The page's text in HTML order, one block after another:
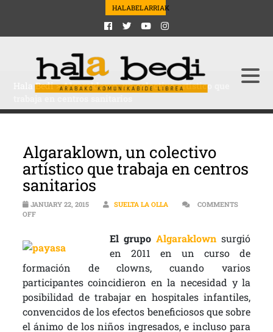
HALABELARRIAK
Hala Bedi>Algaraklown, un colectivo artístico que
Algaraklown, un colectivo
artístico que trabaja en centros
sanitarios
JANUARY 22, 2015 SUELTA LA OLLA
COMMENTS
OFFON ALGARAKLOWN, UN COLECTIVO ARTÍSTICO QUE TRABAJA EN
El grupoAlgaraklownsurgió
en 2011 en un curso de
formación de clowns, cuando varios
participantes coincidieron en la necesidad y la
posibilidad de trabajar en hospitales infantiles,
convencidos de los efectos beneficiosos que sobre
el ánimo de los niños ingresados, e incluso para